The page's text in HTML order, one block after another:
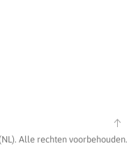
Alle rechten voorbehouden.